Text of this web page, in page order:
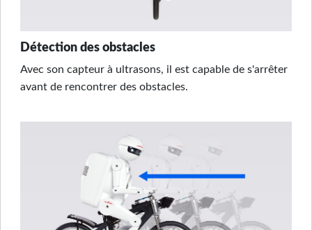
Détection des obstacles
Avec son capteur à ultrasons, il est capable de s'arrêter
avant de rencontrer des obstacles.